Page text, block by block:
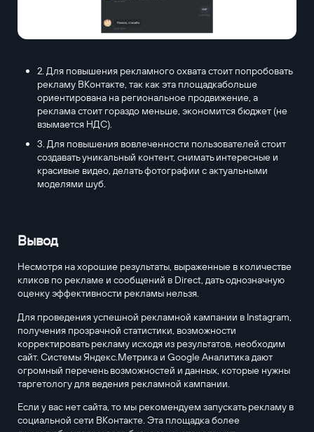
2. Для повышения рекламного охвата стоит попробовать
рекламу ВКонтакте, так как эта площадкабольше
ориентирована на региональное продвижение, а
реклама стоит гораздо меньше, экономится бюджет (не
взымается НДС).
3. Для повышения вовлеченности пользователей стоит
создавать уникальный контент, снимать интересные и
красивые видео, делать фотографии с актуальными
моделями шуб.
Вывод
Несмотря на хорошие результаты, выраженные в количестве
кликов по рекламе и сообщений в Direct, дать однозначную
оценку эффективности рекламы нельзя.
Для проведения успешной рекламной кампании в Instagram,
получения прозрачной статистики, возможности
корректировать рекламу исходя из результатов, необходим
сайт. Системы Яндекс.Метрика и Google Аналитика дают
огромный перечень возможностей и данных, которые нужны
таргетологу для ведения рекламной кампании.
Если у вас нет сайта, то мы рекомендуем запускать рекламу в
социальной сети ВКонтакте. Эта площадка более